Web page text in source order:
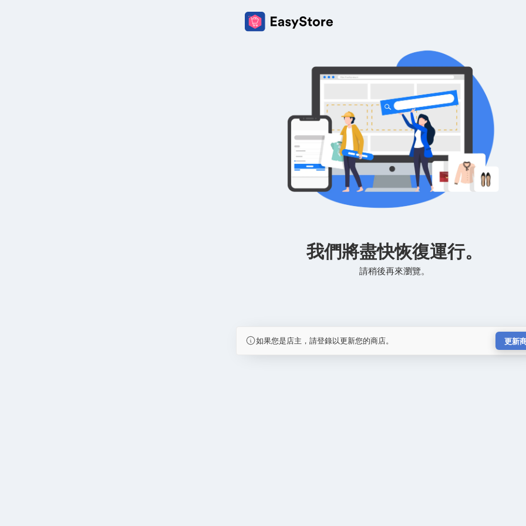
我們將盡快恢復運行。
請稍後再來瀏覽。
如果您是店主，請登錄以更新您的商店。 更新